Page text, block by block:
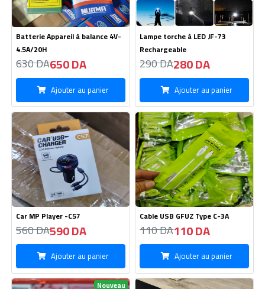
Batterie Appareil à balance 4V-
4.5A/20H
630 DA650 DA
Ajouter au panier
Lampe torche à LED JF-73
Rechargeable
290 DA280 DA
Ajouter au panier
Car MP Player -C57
560 DA590 DA
Ajouter au panier
Cable USB GFUZ Type C-3A
110 DA110 DA
Ajouter au panier
Nouveau